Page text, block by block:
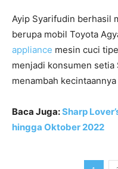
Ayip Syarifudin berhasil
berupa mobil Toyota
appliance mesin cuci
menjadi konsumen setia
menambah
Baca Juga:Sharp
hingga Oktober 2022